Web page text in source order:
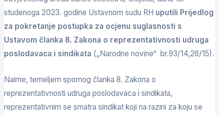
studenoga 2023. godine Ustavnom sudu RH uputili Prijedlog
za pokretanje postupka za ocjenu suglasnosti s
Ustavom članka 8. Zakona o reprezentativnosti udruga
poslodavaca i sindikata („Narodne novine“ br.93/14,26/15).
Naime, temeljem spornog članka 8. Zakona o
reprezentativnosti udruga poslodavaca i sindikata,
reprezentativnim se smatra sindikat koji na razini za koju se